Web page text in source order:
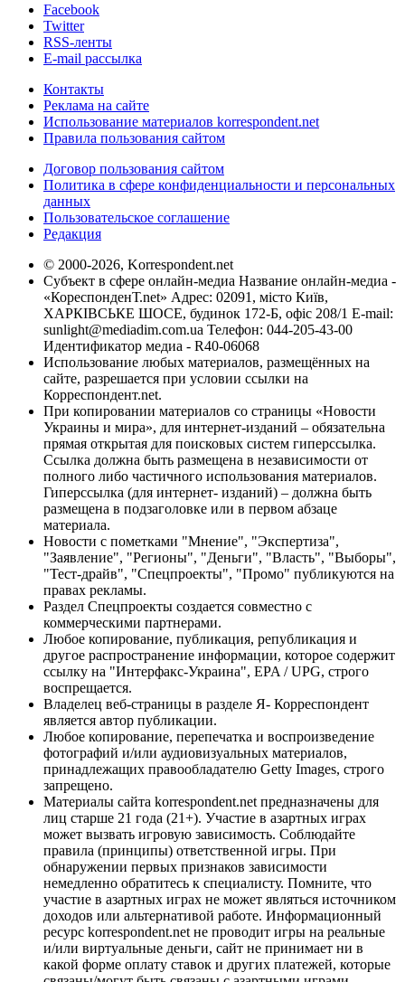
Facebook
Twitter
RSS-ленты
E-mail рассылка
Контакты
Реклама на сайте
Использование материалов korrespondent.net
Правила пользования сайтом
Договор пользования сайтом
Политика в сфере конфиденциальности и персональных
данных
Пользовательское соглашение
Редакция
© 2000-2026, Korrespondent.net
Субъект в сфере онлайн-медиа Название онлайн-медиа -
«КореспонденТ.net» Адрес: 02091, місто Київ,
ХАРКІВСЬКЕ ШОСЕ, будинок 172-Б, офіс 208/1 E-mail:
sunlight@mediadim.com.ua Телефон: 044-205-43-00
Идентификатор медиа - R40-06068
Использование любых материалов, размещённых на
сайте, разрешается при условии ссылки на
Корреспондент.net.
При копировании материалов со страницы «Новости
Украины и мира», для интернет-изданий – обязательна
прямая открытая для поисковых систем гиперссылка.
Ссылка должна быть размещена в независимости от
полного либо частичного использования материалов.
Гиперссылка (для интернет- изданий) – должна быть
размещена в подзаголовке или в первом абзаце
материала.
Новости с пометками "Мнение", "Экспертиза",
"Заявление", "Регионы", "Деньги", "Власть", "Выборы",
"Тест-драйв", "Спецпроекты", "Промо" публикуются на
правах рекламы.
Раздел Спецпроекты создается совместно с
коммерческими партнерами.
Любое копирование, публикация, републикация и
другое распространение информации, которое содержит
ссылку на "Интерфакс-Украина", EPA / UPG, строго
воспрещается.
Владелец веб-страницы в разделе Я- Корреспондент
является автор публикации.
Любое копирование, перепечатка и воспроизведение
фотографий и/или аудиовизуальных материалов,
принадлежащих правообладателю Getty Images, строго
запрещено.
Материалы сайта korrespondent.net предназначены для
лиц старше 21 года (21+). Участие в азартных играх
может вызвать игровую зависимость. Соблюдайте
правила (принципы) ответственной игры. При
обнаружении первых признаков зависимости
немедленно обратитесь к специалисту. Помните, что
участие в азартных играх не может являться источником
доходов или альтернативой работе. Информационный
ресурс korrespondent.net не проводит игры на реальные
и/или виртуальные деньги, сайт не принимает ни в
какой форме оплату ставок и других платежей, которые